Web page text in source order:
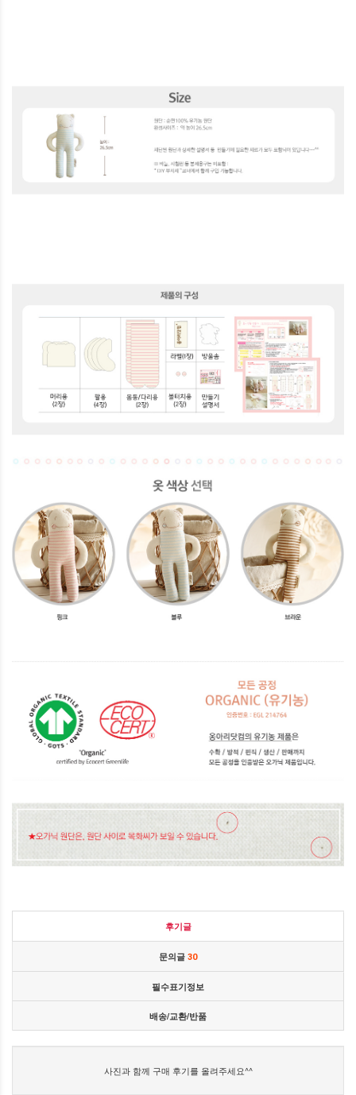
후기글
문의글 30
필수표기정보
배송/교환/반품
사진과 함께 구매 후기를 올려주세요^^